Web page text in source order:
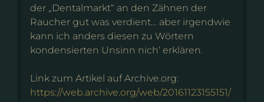
der „Dentalmarkt“ an den Zähnen der
Raucher gut was verdient… aber irgendwie
kann ich anders diesen zu Wörtern
kondensierten Unsinn nich‘ erklären.
Link zum Artikel auf Archive.org:
https://web.archive.org/web/20161123155151/